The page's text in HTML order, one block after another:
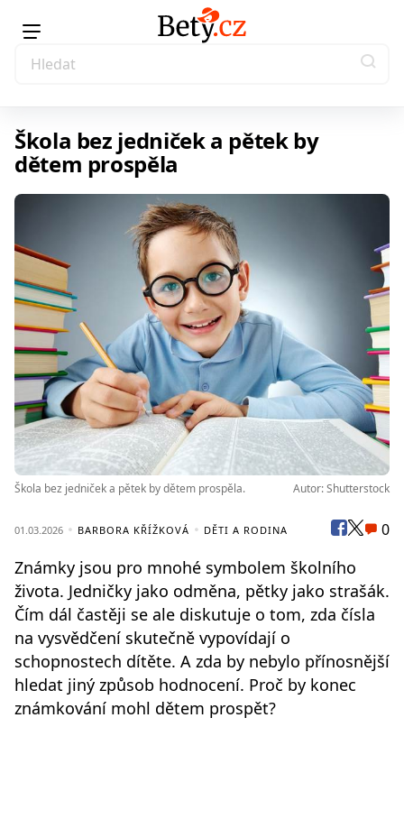
Škola bez jedniček a pětek by
dětem prospěla
Škola bez jedniček a pětek by dětem prospěla. Autor: Shutterstock
01.03.2026 BARBORA KŘÍŽKOVÁ DĚTI A RODINA 0
Známky jsou pro mnohé symbolem školního
života. Jedničky jako odměna, pětky jako strašák.
Čím dál častěji se ale diskutuje o tom, zda čísla
na vysvědčení skutečně vypovídají o
schopnostech dítěte. A zda by nebylo přínosnější
hledat jiný způsob hodnocení. Proč by konec
známkování mohl dětem prospět?